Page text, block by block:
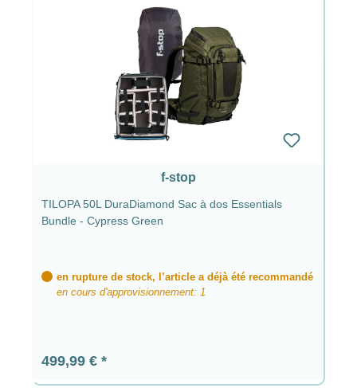
f-stop
TILOPA 50L DuraDiamond Sac à dos Essentials
Bundle - Cypress Green
en rupture de stock, l’article a déjà été recommandé
en cours d'approvisionnement: 1
Prix régulier :
499,99 €